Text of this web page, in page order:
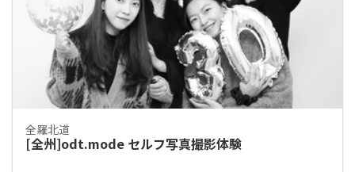
全羅北道
[全州]odt.mode セルフ写真撮影体験